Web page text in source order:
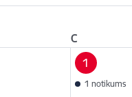
C
1
1 notikums